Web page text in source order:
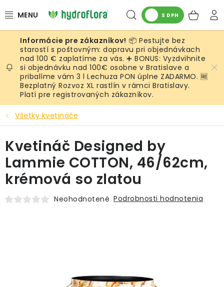
na
Hľadať
S DPH
RASTLINY
UMELÉ RASTLINY
KVETINÁČE
SUBSTRÁTY A PRÍSLUŠENSTVO
SERVIS INTERIÉROVEJ ZELENE
MACHY
ŽIVÉ STENY
INTERIÉROVÉ DEKORÁCIE
📦 Pestujte bez
starostí s poštovným: dopravu pri objednávkach
nad 100 € zaplatíme za vás. ➕ BONUS: Vyzdvihnite
si objednávku nad 100€ osobne v Bratislave a
pribalíme vám 3 l Lechuza PON úplne ZADARMO. 🆓
Bezplatný Rozvoz XL rastlín v rámci Bratislavy.
Platí pre registrovaných zákazníkov.
Všetky kvetináče
Kvetináč Designed by
Lammie COTTON, 46/62cm,
krémová so zlatou
Neohodnotené Podrobnosti hodnotenia